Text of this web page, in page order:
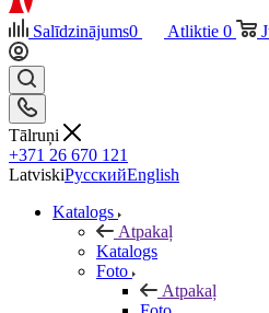
Salīdzinājums0 Atliktie 0
Tālruņi
+371 26 670 121
LatviskiРусскийEnglish
Katalogs
Atpakaļ
Katalogs
Foto
Atpakaļ